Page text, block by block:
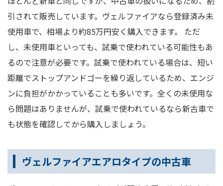
引されて販売しています。ヴェルファイアなら登録済み未
使用車で、相場より約85万円安く購入できます。 ただ
し、未使用車といっても、試乗で使われている可能性もあ
るので注意が必要です。試乗で使われている場合は、短い
距離でストップアンドゴーを繰り返しているため、エンジ
ンに負担がかかっていることも多いです。全くの未使用な
ら問題はありませんが、試乗で使われているなら新古車で
も状態を確認してから購入しましょう。
ヴェルファイアエアロタイプの中古車